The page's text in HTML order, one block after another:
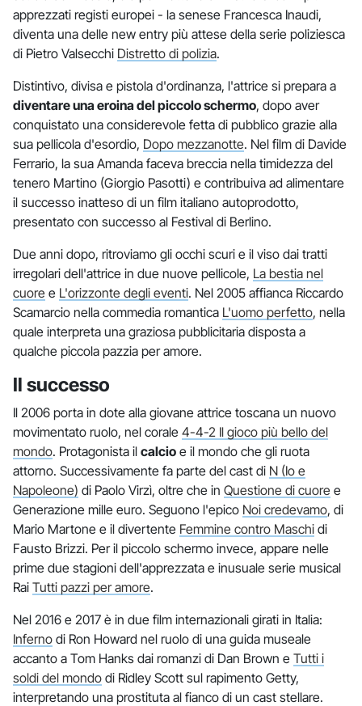
apprezzati registi europei - la senese Francesca Inaudi,
diventa una delle new entry più attese della serie poliziesca
di Pietro Valsecchi Distretto di polizia.
Distintivo, divisa e pistola d'ordinanza, l'attrice si prepara a
diventare una eroina del piccolo schermo, dopo aver
conquistato una considerevole fetta di pubblico grazie alla
sua pellicola d'esordio, Dopo mezzanotte. Nel film di Davide
Ferrario, la sua Amanda faceva breccia nella timidezza del
tenero Martino (Giorgio Pasotti) e contribuiva ad alimentare
il successo inatteso di un film italiano autoprodotto,
presentato con successo al Festival di Berlino.
Due anni dopo, ritroviamo gli occhi scuri e il viso dai tratti
irregolari dell'attrice in due nuove pellicole, La bestia nel
cuore e L'orizzonte degli eventi. Nel 2005 affianca Riccardo
Scamarcio nella commedia romantica L'uomo perfetto, nella
quale interpreta una graziosa pubblicitaria disposta a
qualche piccola pazzia per amore.
Il successo
Il 2006 porta in dote alla giovane attrice toscana un nuovo
movimentato ruolo, nel corale 4-4-2 Il gioco più bello del
mondo. Protagonista il calcio e il mondo che gli ruota
attorno. Successivamente fa parte del cast di N (Io e
Napoleone) di Paolo Virzì, oltre che in Questione di cuore e
Generazione mille euro. Seguono l'epico Noi credevamo, di
Mario Martone e il divertente Femmine contro Maschi di
Fausto Brizzi. Per il piccolo schermo invece, appare nelle
prime due stagioni dell'apprezzata e inusuale serie musical
Rai Tutti pazzi per amore.
Nel 2016 e 2017 è in due film internazionali girati in Italia:
Inferno di Ron Howard nel ruolo di una guida museale
accanto a Tom Hanks dai romanzi di Dan Brown e Tutti i
soldi del mondo di Ridley Scott sul rapimento Getty,
interpretando una prostituta al fianco di un cast stellare.